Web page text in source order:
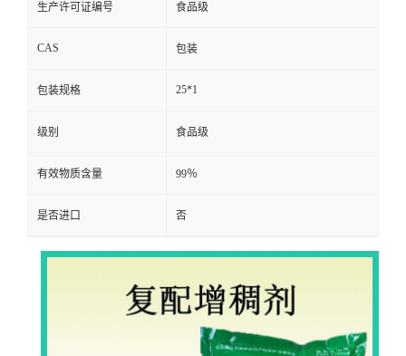
生产许可证编号 食品级
CAS 包装
包装规格 25*1
级别 食品级
有效物质含量 99％
是否进口 否